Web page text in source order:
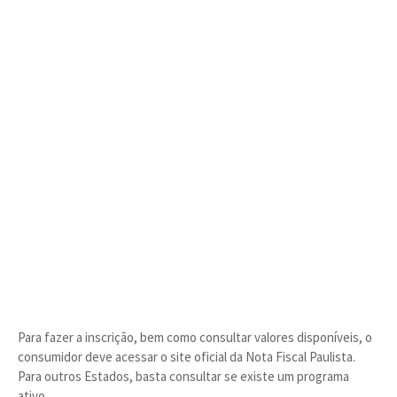
Para fazer a inscrição, bem como consultar valores disponíveis, o
consumidor deve acessar o site oficial da Nota Fiscal Paulista.
Para outros Estados, basta consultar se existe um programa